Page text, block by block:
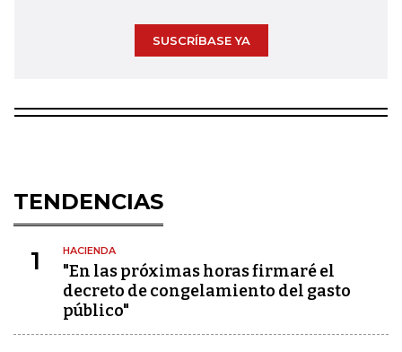
SUSCRÍBASE YA
TENDENCIAS
1 HACIENDA
"En las próximas horas firmaré el
decreto de congelamiento del gasto
público"